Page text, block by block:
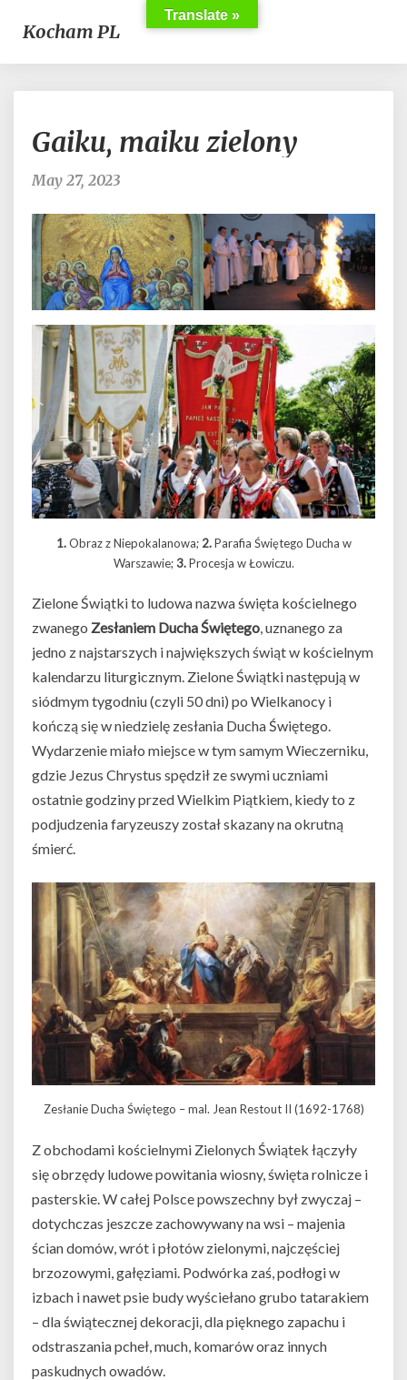
Kocham PL
maiku
zielony
Gaiku, maiku zielony
May 27, 2023
1.Obraz z Niepokalanowa; 2.Parafia Świętego Ducha w
Warszawie;3.Procesja w Łowiczu.
Zielone Świątki to ludowa nazwa święta kościelnego
zwanego Zesłaniem Ducha Świętego, uznanego za
jedno z najstarszych i największych świąt w kościelnym
kalendarzu liturgicznym. Zielone Świątki następują w
siódmym tygodniu (czyli 50 dni) po Wielkanocy i
kończą się w niedzielę zesłania Ducha Świętego.
Wydarzenie miało miejsce w tym samym Wieczerniku,
gdzie Jezus Chrystus spędził ze swymi uczniami
ostatnie godziny przed Wielkim Piątkiem, kiedy to z
podjudzenia faryzeuszy został skazany na okrutną
śmierć.
Zesłanie Ducha Świętego – mal. Jean Restout II (1692-1768)
Z obchodami kościelnymi Zielonych Świątek łączyły
się obrzędy ludowe powitania wiosny, święta rolnicze i
pasterskie. W całej Polsce powszechny był zwyczaj –
dotychczas jeszcze zachowywany na wsi – majenia
ścian domów, wrót i płotów zielonymi, najczęściej
brzozowymi, gałęziami. Podwórka zaś, podłogi w
izbach i nawet psie budy wyściełano grubo tatarakiem
– dla świątecznej dekoracji, dla pięknego zapachu i
odstraszania pcheł, much, komarów oraz innych
paskudnych owadów.
Translate »